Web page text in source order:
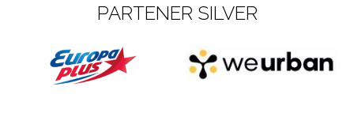
PARTENER SILVER